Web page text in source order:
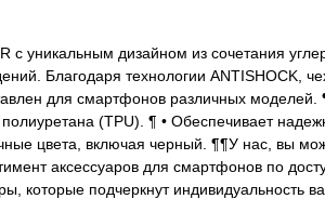
с уникальным дизайном из сочетания
Благодаря технологии ANTISHOCK,
для смартфонов различных моделей.
полиуретана (TPU). ¶ • Обеспечивает
цвета, включая черный. ¶¶У нас, вы
аксессуаров для смартфонов по
которые подчеркнут индивидуальность